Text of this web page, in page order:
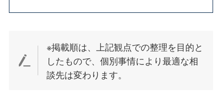
※掲載順は、上記観点での整理を目的と
したもので、個別事情により最適な相
談先は変わります。